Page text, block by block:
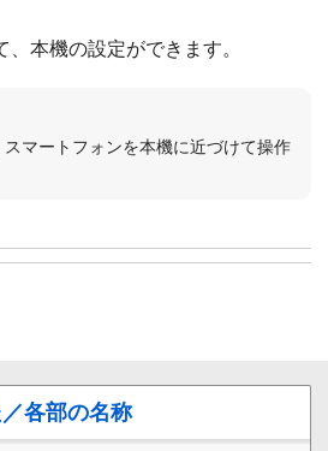
本機の設定ができます。
マートフォンを本機に近づけて操作
各部の名称